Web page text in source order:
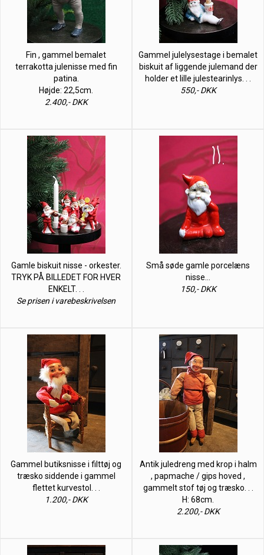
Fin , gammel bemalet
terrakotta julenisse med fin
patina.
Højde: 22,5cm.
2.400,- DKK
Gammel julelysestage i bemalet
biskuit af liggende julemand der
holder et lille julestearinlys. . .
550,- DKK
Gamle biskuit nisse - orkester.
TRYK PÅ BILLEDET FOR HVER
ENKELT. . .
Se prisen i varebeskrivelsen
Små søde gamle porcelæns
nisse…
150,- DKK
Gammel butiksnisse i filttøj og
træsko siddende i gammel
flettet kurvestol. . .
1.200,- DKK
Antik juledreng med krop i halm
, papmache / gips hoved ,
gammelt stof tøj og træsko. . .
H: 68cm.
2.200,- DKK